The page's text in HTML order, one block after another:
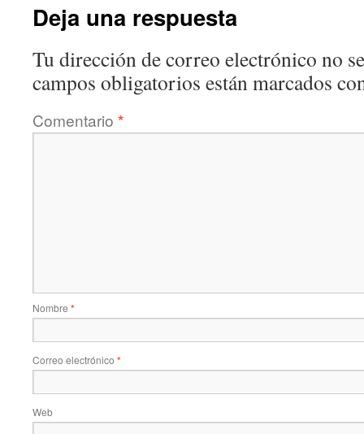
Deja una respuesta
Tu dirección de correo electrónico no
campos obligatorios están marcados
Comentario *
Nombre *
Correo electrónico *
Web